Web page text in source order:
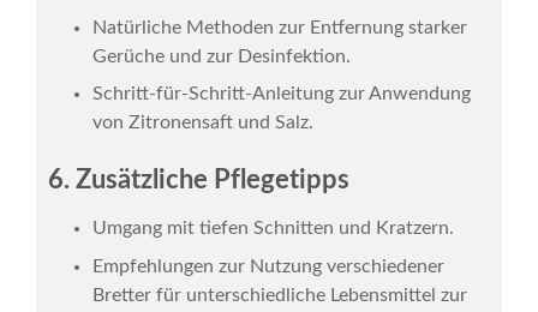
Natürliche Methoden zur Entfernung starker
Gerüche und zur Desinfektion.
Schritt-für-Schritt-Anleitung zur Anwendung
von Zitronensaft und Salz.
6. Zusätzliche Pflegetipps
Umgang mit tiefen Schnitten und Kratzern.
Empfehlungen zur Nutzung verschiedener
Bretter für unterschiedliche Lebensmittel zur